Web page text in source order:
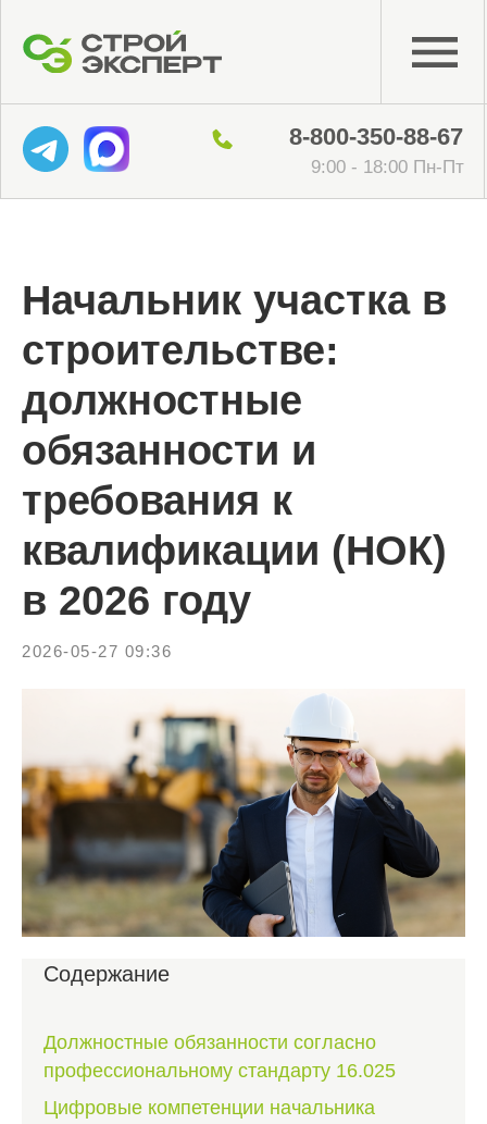
Начальник участка в
строительстве:
должностные
обязанности и
требования к
квалификации (НОК)
в 2026 году
2026-05-27 09:36
Содержание
Должностные обязанности согласно
профессиональному стандарту 16.025
Цифровые компетенции начальника